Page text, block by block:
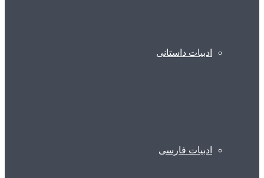
ادبیات داستانی
ادبیات فارسی